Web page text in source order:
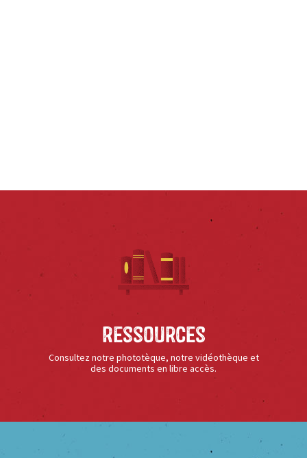
Ressources
Consultez notre phototèque, notre vidéothèque et
des documents en libre accès.